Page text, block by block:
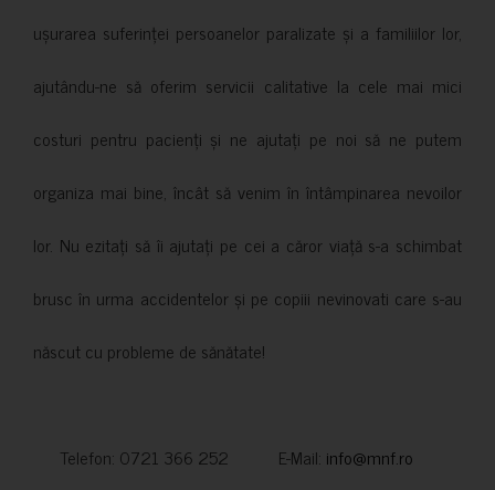
ușurarea suferinței persoanelor paralizate și a familiilor lor,
ajutându-ne să oferim servicii calitative la cele mai mici
costuri pentru pacienți și ne ajutați pe noi să ne putem
organiza mai bine, încât să venim în întâmpinarea nevoilor
lor. Nu ezitați să îi ajutați pe cei a căror viață s-a schimbat
brusc în urma accidentelor și pe copiii nevinovati care s-au
născut cu probleme de sănătate!
Telefon: 0721 366 252 E-Mail: info@mnf.ro